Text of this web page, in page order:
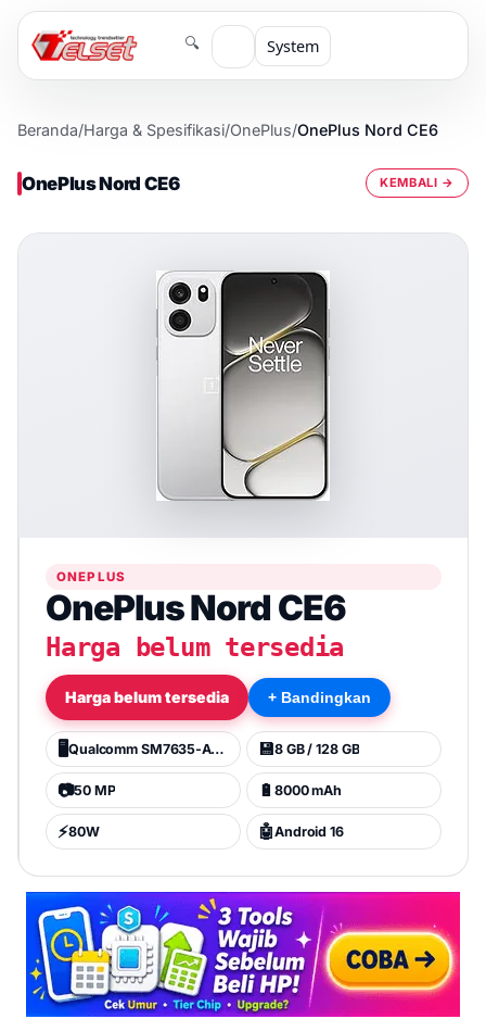
🔍 System
Beranda/Harga & Spesifikasi/OnePlus/OnePlus Nord CE6
OnePlus Nord CE6 KEMBALI →
ONEPLUS
OnePlus Nord CE6
Harga belum tersedia
Harga belum tersedia + Bandingkan
🖥️ Qualcomm SM7635-AC Snapdragon 7s Gen 4 (4 nm) 💾8 GB / 128 GB
📷50 MP 🔋 8000 mAh
⚡80W 🤖Android 16